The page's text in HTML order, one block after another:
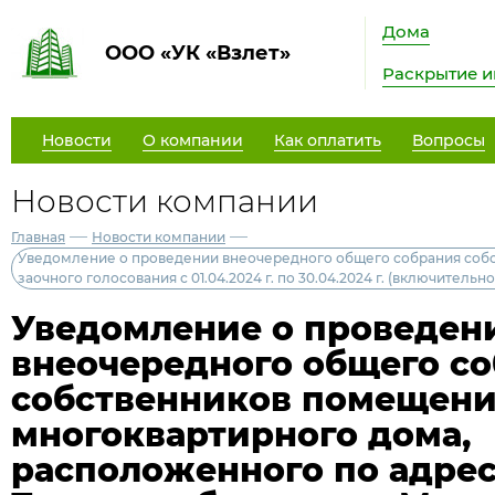
ООО «УК «Взлет»
Дома
Раскрытие
Новости О компании Как оплатить Вопросы
Новости компании
Главная — Новости компании —
Уведомление о проведении внеочередного общего собрания
заочного голосования с 01.04.2024 г. по 30.04.2024 г.
Уведомление о
внеочередного общего
собственников
многоквартирного дома,
расположенного по